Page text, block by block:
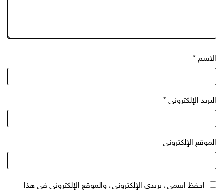
الاسم *
البريد الإلكتروني *
الموقع الإلكتروني
احفظ اسمي، بريدي الإلكتروني، والموقع الإلكتروني في هذا